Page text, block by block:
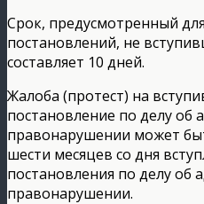
Срок, предусмотренный
постановлений, не
составляет 10 дней.
Жалоба (протест) на
постановление по делу об
правонарушении может
шести месяцев со дня
постановления по делу об
правонарушении.